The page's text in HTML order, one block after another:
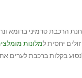
הרכבת טרמיני ברומא
יחסית למלונות
בקלות ברכבת לערים